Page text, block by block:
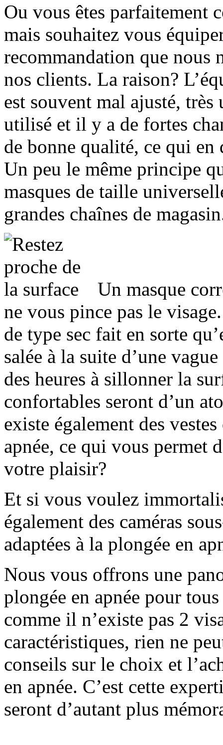
Ou vous êtes parfaitement
mais souhaitez vous
recommandation que nous
nos clients. La raison?
est souvent mal ajusté,
utilisé et il y a de fortes
de bonne qualité, ce qui
Un peu le même principe
masques de taille
grandes chaînes de
Un masque
ne vous pince pas le
de type sec fait en sorte
salée à la suite d’une
des heures à sillonner la
confortables seront d’un
existe également des
apnée, ce qui vous permet
votre plaisir?
Et si vous voulez
également des caméras
adaptées à la plongée en
Nous vous offrons une
plongée en apnée pour
comme il n’existe pas 2
caractéristiques, rien ne
conseils sur le choix et
en apnée. C’est cette
seront d’autant plus